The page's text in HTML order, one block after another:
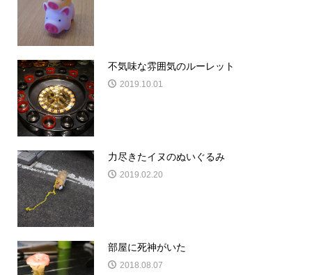
不気味な雰囲気のルーレット
2019.10.01
力尽きたイヌのぬいぐるみ
2019.02.20
部屋に死神がいた
2018.08.07